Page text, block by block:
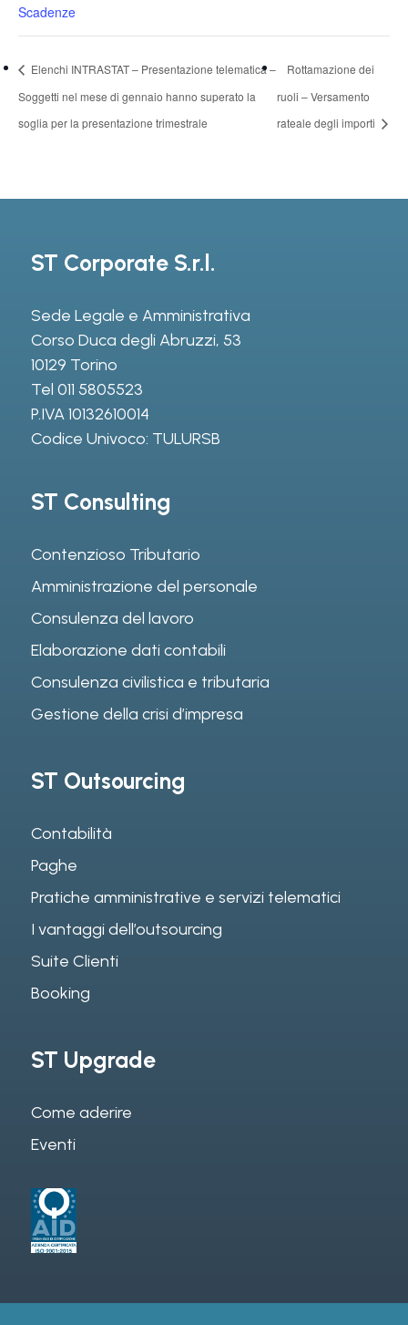
Scadenze
Elenchi INTRASTAT – Presentazione telematica –
Soggetti nel mese di gennaio hanno superato la
soglia per la presentazione trimestrale
Rottamazione dei
ruoli – Versamento
rateale degli importi
ST Corporate S.r.l.
Sede Legale e Amministrativa
Corso Duca degli Abruzzi, 53
10129 Torino
Tel 011 5805523
P.IVA 10132610014
Codice Univoco: TULURSB
ST Consulting
Contenzioso Tributario
Amministrazione del personale
Consulenza del lavoro
Elaborazione dati contabili
Consulenza civilistica e tributaria
Gestione della crisi d’impresa
ST Outsourcing
Contabilità
Paghe
Pratiche amministrative e servizi telematici
I vantaggi dell’outsourcing
Suite Clienti
Booking
ST Upgrade
Come aderire
Eventi